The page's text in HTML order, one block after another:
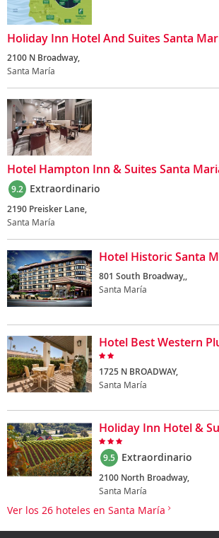
Holiday Inn Hotel And Suites Santa
2100 N Broadway,
Santa María
Hotel Hampton Inn & Suites Santa
9.2 Extraordinario
2190 Preisker Lane,
Santa María
Hotel Historic Santa
801 South Broadway,,
Santa María
Hotel Best Western
1725 N BROADWAY,
Santa María
Holiday Inn Hotel &
9.5 Extraordinario
2100 North Broadway,
Santa María
Ver los 26 hoteles en Santa María